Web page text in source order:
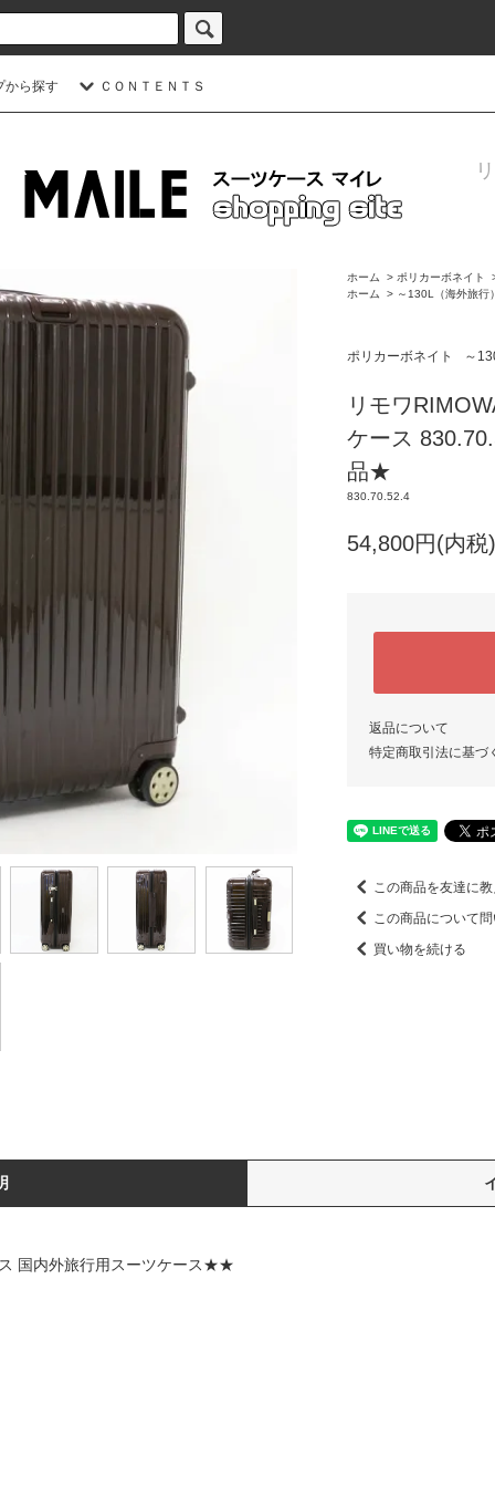
から探す ＣＯＮＴＥＮＴＳ
ホーム > ポリカーボネイト
ホーム
> ～130L（海外旅行
ポリカーボネイト ～
リモワ
ケース
品★
830.70.52.4
54,800円(内税)
返品について
特定商取引法に基づ
この商品を友達に
この商品について
買い物を続ける
国内外旅行用スーツケース★★